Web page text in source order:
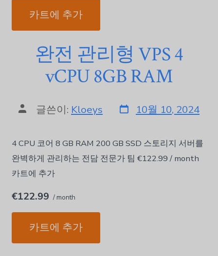
카트에 추가
완전 관리형 VPS 4
vCPU 8GB RAM
글쓴이: Kloeys 10월 10, 2024
4 CPU 코어 8 GB RAM 200 GB SSD 스토리지 서버를
완벽하게 관리하는 전담 전문가 팀 €122.99 / month
카트에 추가
€122.99 / month
카트에 추가